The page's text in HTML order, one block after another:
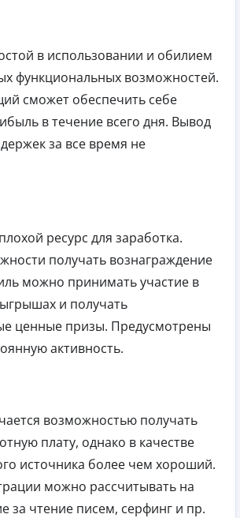
в использовании и обилием
функциональных возможностей.
сможет обеспечить себе
в течение всего дня. Вывод
за все время не
ресурс для заработка.
получать вознаграждение
можно принимать участие в
и получать
ценные призы. Предусмотрены
активность.
возможностью получать
плату, однако в качестве
источника более чем хороший.
можно рассчитывать на
за чтение писем, серфинг и пр.